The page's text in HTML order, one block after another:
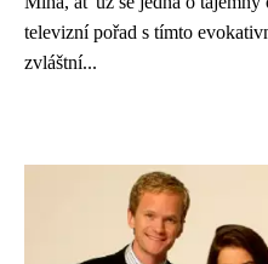
televizní pořad s tímto
zvláštní...